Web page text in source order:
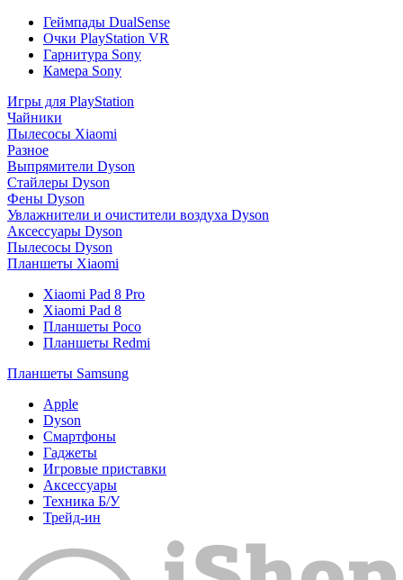
Геймпады DualSense
Очки PlayStation VR
Гарнитура Sony
Камера Sony
Игры для PlayStation
Чайники
Пылесосы Xiaomi
Разное
Выпрямители Dyson
Стайлеры Dyson
Фены Dyson
Увлажнители и очистители воздуха Dyson
Аксессуары Dyson
Пылесосы Dyson
Планшеты Xiaomi
Xiaomi Pad 8 Pro
Xiaomi Pad 8
Планшеты Poco
Планшеты Redmi
Планшеты Samsung
Apple
Dyson
Смартфоны
Гаджеты
Игровые приставки
Аксессуары
Техника Б/У
Трейд-ин